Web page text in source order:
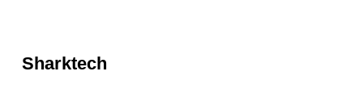
Sharktech